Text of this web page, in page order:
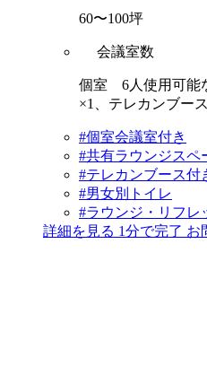
60〜100坪
会議室数
個室 6人使用可能
×1、テレカンブー
#個室会議室付き
#共有ラウンジスペ
#テレカンブース付
#男女別トイレ
#ラウンジ・リフレ
詳細を見る 1分で完了 お